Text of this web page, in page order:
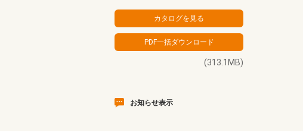
(313.1MB)
お知らせ表示